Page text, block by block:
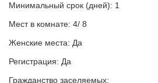
Минимальный срок (дней): 1
Мест в комнате: 4/ 8
Женские места: Да
Регистрация: Да
Гражданство заселяемых: